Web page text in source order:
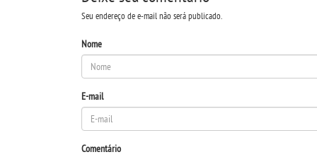
Seu endereço de e-mail não será publicado.
Nome
E-mail
Comentário